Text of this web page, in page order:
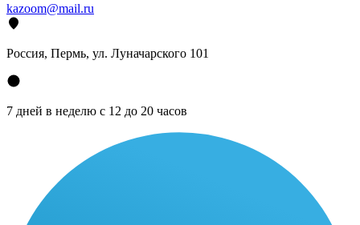
kazoom@mail.ru
Россия, Пермь, ул. Луначарского 101
7 дней в неделю с 12 до 20 часов